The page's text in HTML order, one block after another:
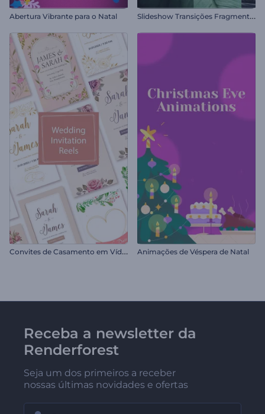
Abertura Vibrante para o Natal S
lideshow Transições Fragmentadas
C
onvites de Casamento em Vídeo Animações de Véspera de Natal
Receba a newsletter da
Renderforest
Seja um dos primeiros a receber
nossas últimas novidades e ofertas